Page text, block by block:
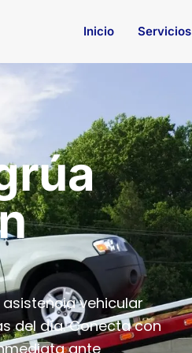
Inicio Servicios
vehicular
del día. Conecta con
ante